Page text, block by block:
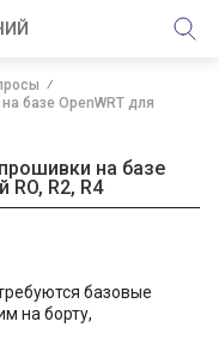
базе OpenWRT для
на базе
RO, R2, R4
базовые
на борту,